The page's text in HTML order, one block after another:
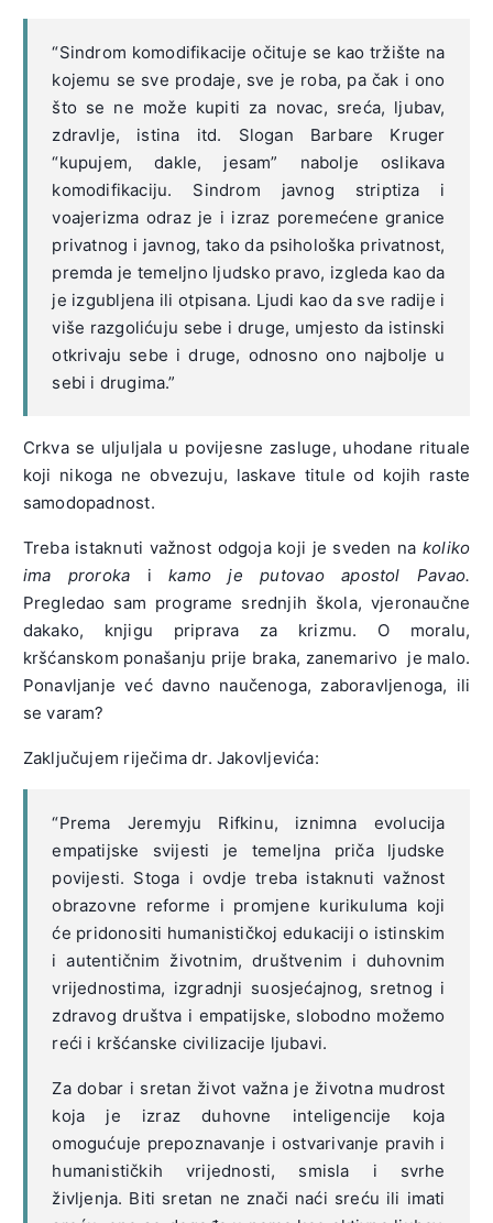
“Sindrom komodifikacije očituje se kao tržište na
kojemu se sve prodaje, sve je roba, pa čak i ono
što se ne može kupiti za novac, sreća, ljubav,
zdravlje, istina itd. Slogan Barbare Kruger
“kupujem, dakle, jesam” nabolje oslikava
komodifikaciju. Sindrom javnog striptiza i
voajerizma odraz je i izraz poremećene granice
privatnog i javnog, tako da psihološka privatnost,
premda je temeljno ljudsko pravo, izgleda kao da
je izgubljena ili otpisana. Ljudi kao da sve radije i
više razgolićuju sebe i druge, umjesto da istinski
otkrivaju sebe i druge, odnosno ono najbolje u
sebi i drugima.”
Crkva se uljuljala u povijesne zasluge, uhodane rituale
koji nikoga ne obvezuju, laskave titule od kojih raste
samodopadnost.
Treba istaknuti važnost odgoja koji je sveden na koliko
ima proroka ikamo je putovao apostol Pavao.
Pregledao sam programe srednjih škola, vjeronaučne
dakako, knjigu priprava za krizmu. O moralu,
kršćanskom ponašanju prije braka, zanemarivo je malo.
Ponavljanje već davno naučenoga, zaboravljenoga, ili
se varam?
Zaključujem riječima dr. Jakovljevića:
“Prema Jeremyju Rifkinu, iznimna evolucija
empatijske svijesti je temeljna priča ljudske
povijesti. Stoga i ovdje treba istaknuti važnost
obrazovne reforme i promjene kurikuluma koji
će pridonositi humanističkoj edukaciji o istinskim
i autentičnim životnim, društvenim i duhovnim
vrijednostima, izgradnji suosjećajnog, sretnog i
zdravog društva i empatijske, slobodno možemo
reći i kršćanske civilizacije ljubavi.
Za dobar i sretan život važna je životna mudrost
koja je izraz duhovne inteligencije koja
omogućuje prepoznavanje i ostvarivanje pravih i
humanističkih vrijednosti, smisla i svrhe
življenja. Biti sretan ne znači naći sreću ili imati